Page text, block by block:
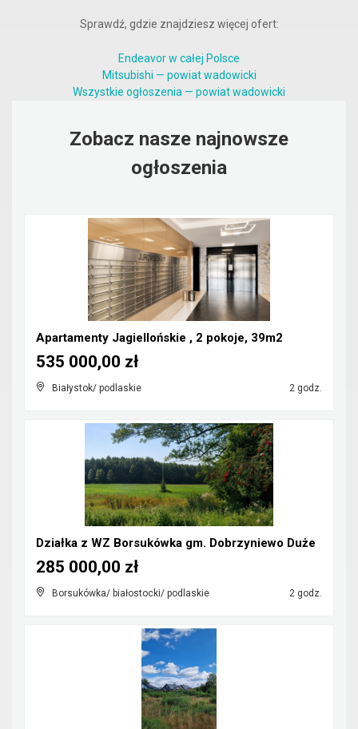
Sprawdź, gdzie znajdziesz więcej ofert:
Endeavor w całej Polsce
Mitsubishi — powiat wadowicki
Wszystkie ogłoszenia — powiat wadowicki
Zobacz nasze najnowsze
ogłoszenia
Apartamenty Jagiellońskie , 2 pokoje, 39m2
Białystok/ podlaskie 2 godz.
535 000,00 zł
Działka z WZ Borsukówka gm. Dobrzyniewo Duże
Borsukówka/ białostocki/ podlaskie 2 godz.
285 000,00 zł